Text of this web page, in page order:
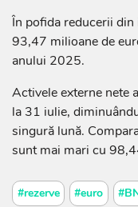
În pofida reducerii
93,47 milioane de
anului 2025.
Activele externe nete
la 31 iulie,
singură lună.
sunt mai mari cu
#rezerve #euro